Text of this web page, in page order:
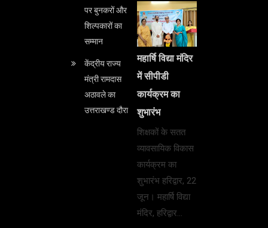
पर बुनकरों और
शिल्पकारों का
सम्मान
केंद्रीय राज्य
मंत्री रामदास
अठावले का
उत्तराखण्ड दौरा
महार्षि विद्या मंदिर
में सीपीडी
कार्यक्रम का
शुभारंभ
शिक्षकों के सतत
व्यावसायिक विकास
कार्यक्रम का
शुभारंभ हरिद्वार, 22
जून। महार्षि विद्या
मंदिर, हरिद्वार…